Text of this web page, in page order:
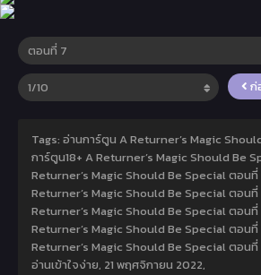
ก่
Tags: อ่านการ์ตูน A Returner’s Magic
การ์ตูน18+ A Returner’s Magic Should Be
Returner’s Magic Should Be Special ตอน
Returner’s Magic Should Be Special ตอน
Returner’s Magic Should Be Special ตอนที่
Returner’s Magic Should Be Special ตอนที่
Returner’s Magic Should Be Special ตอน
อ่านเข้าใจง่าย, 21 พฤศจิกายน 2022,